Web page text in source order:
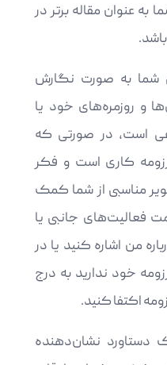
عنوان مقاله برتر در
شما به صورت نگارش
و روزمره‌های خود یا
است، در صورتی که
کاری است و فکر
مناسبی از شما کمک
فعالیت‌های جانبی یا
من اشاره کنید یا در
خود ندارید به درج
اکتفا کنید.
نشان‌دهنده